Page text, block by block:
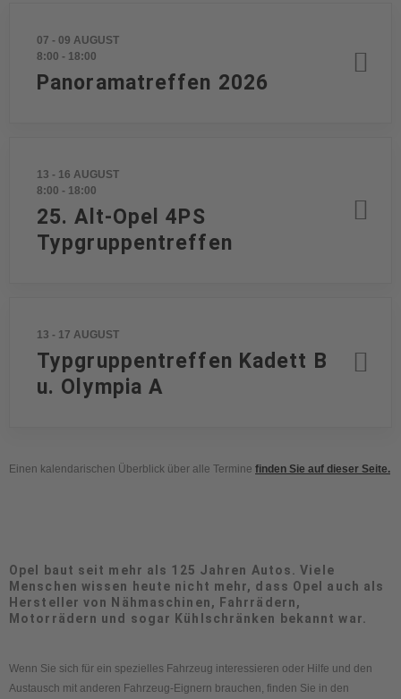
07 - 09 AUGUST
8:00 - 18:00
Panoramatreffen 2026
13 - 16 AUGUST
8:00 - 18:00
25. Alt-Opel 4PS
Typgruppentreffen
13 - 17 AUGUST
Typgruppentreffen Kadett B
u. Olympia A
Einen kalendarischen Überblick über alle Termine finden Sie auf dieser Seite.
Opel baut seit mehr als 125 Jahren Autos. Viele
Menschen wissen heute nicht mehr, dass Opel auch als
Hersteller von Nähmaschinen, Fahrrädern,
Motorrädern und sogar Kühlschränken bekannt war.
Wenn Sie sich für ein spezielles Fahrzeug interessieren oder Hilfe und den
Austausch mit anderen Fahrzeug-Eignern brauchen, finden Sie in den